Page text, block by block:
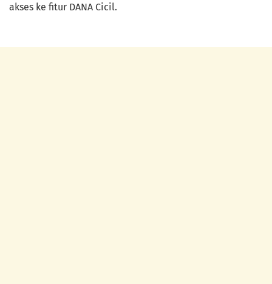
akses ke fitur DANA Cicil.